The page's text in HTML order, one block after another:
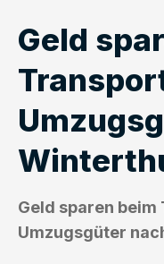
Geld
Geld sparen
Umzugsgüter